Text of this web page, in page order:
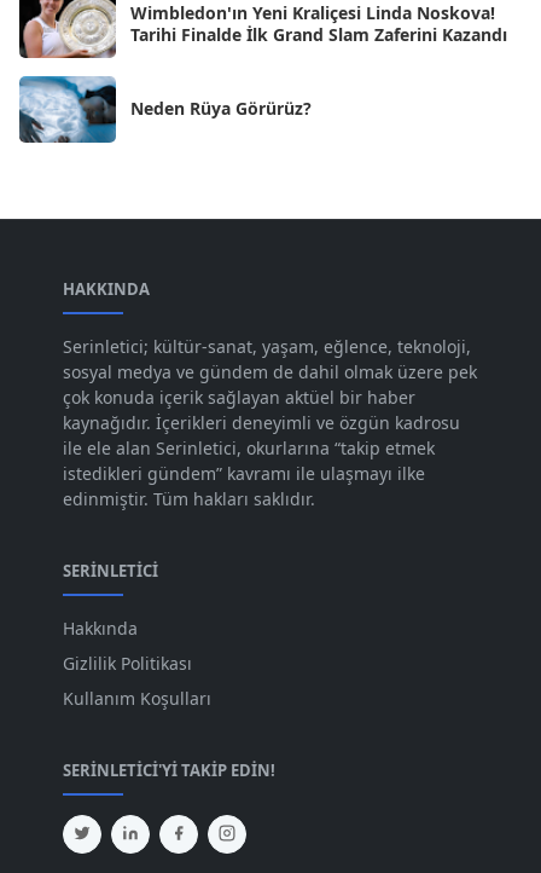
Haz 2024 [30]
Nis 2024 [59]
Ara 2023 [101]
Kas 2023
Eki 2023 [73]
Eyl 2023 [73]
Ağu 2023 [74]
Tem 2023 [76]
Haz 2023
May 2023
Nis 2023
Mar 2023
Oca 2023 [87]
Ara 2022 [82]
Wimbledon'ın Yeni Kraliçesi Linda Noskova!
Tarihi Finalde İlk Grand Slam Zaferini Kazandı
Neden Rüya Görürüz?
HAKKINDA
Serinletici; kültür-sanat, yaşam, eğlence, teknoloji,
sosyal medya ve gündem de dahil olmak üzere pek
çok konuda içerik sağlayan aktüel bir haber
kaynağıdır. İçerikleri deneyimli ve özgün kadrosu
ile ele alan Serinletici, okurlarına “takip etmek
istedikleri gündem” kavramı ile ulaşmayı ilke
edinmiştir. Tüm hakları saklıdır.
SERINLETICI
Hakkında
Gizlilik Politikası
Kullanım Koşulları
SERINLETICI'YI TAKIP EDIN!